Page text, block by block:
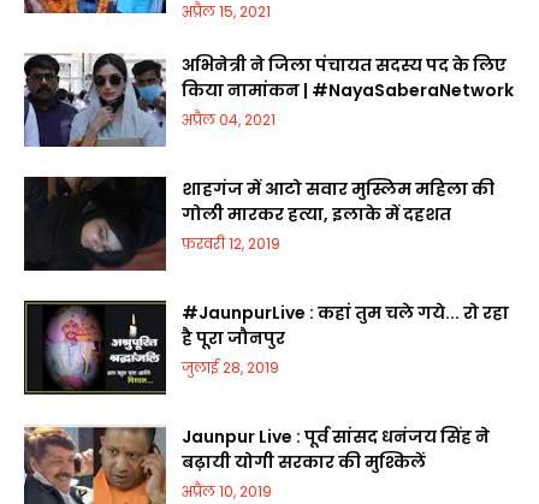
अप्रैल 15, 2021
अभिनेत्री ने जिला पंचायत सदस्य पद के लिए
किया नामांकन | #NayaSaberaNetwork
अप्रैल 04, 2021
शाहगंज में आटो सवार मुस्लिम महिला की
गोली मारकर हत्या, इलाके में दहशत
फ़रवरी 12, 2019
#JaunpurLive : कहां तुम चले गये... रो रहा
है पूरा जौनपुर
जुलाई 28, 2019
Jaunpur Live : पूर्व सांसद धनंजय सिंह ने
बढ़ायी योगी सरकार की मुश्किलें
अप्रैल 10, 2019